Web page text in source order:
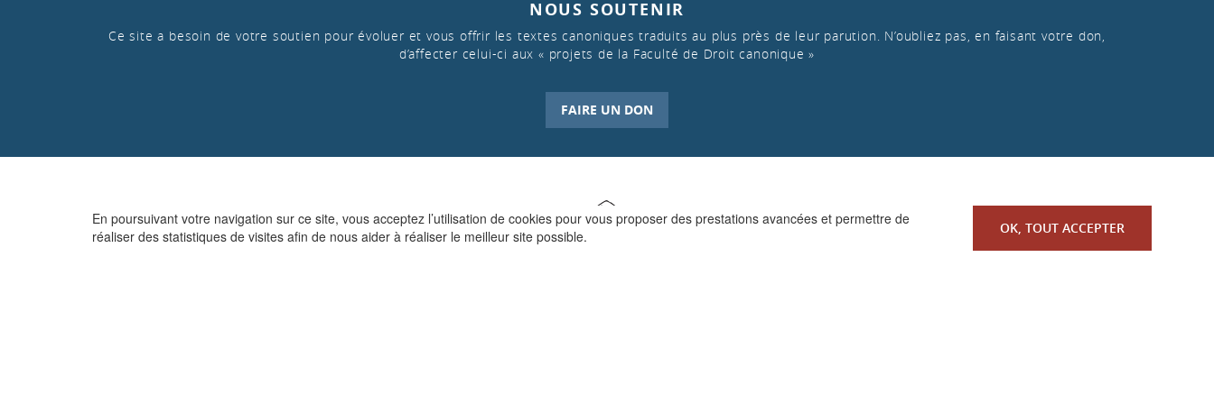
En poursuivant votre navigation sur ce site, vous acceptez l’utilisation de cookies pour vous proposer des prestations avancées et permettre de
réaliser des statistiques de visites afin de nous aider à réaliser le meilleur site possible.
OK, TOUT ACCEPTER
NOUS SOUTENIR
Ce site a besoin de votre soutien pour évoluer et vous offrir les textes canoniques traduits au plus près de leur parution. N’oubliez pas, en faisant votre don,
d’affecter celui-ci aux « projets de la Faculté de Droit canonique »
FAIRE UN DON